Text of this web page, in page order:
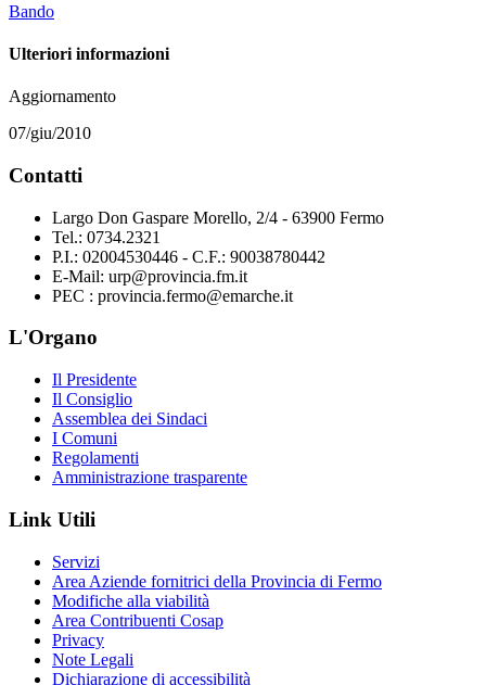
Bando
Ulteriori informazioni
Aggiornamento
07/giu/2010
Contatti
Largo Don Gaspare Morello, 2/4 - 63900 Fermo
Tel.: 0734.2321
P.I.: 02004530446 - C.F.: 90038780442
E-Mail: urp@provincia.fm.it
PEC : provincia.fermo@emarche.it
L'Organo
Il Presidente
Il Consiglio
Assemblea dei Sindaci
I Comuni
Regolamenti
Amministrazione trasparente
Link Utili
Servizi
Area Aziende fornitrici della Provincia di Fermo
Modifiche alla viabilità
Area Contribuenti Cosap
Privacy
Note Legali
Dichiarazione di accessibilità